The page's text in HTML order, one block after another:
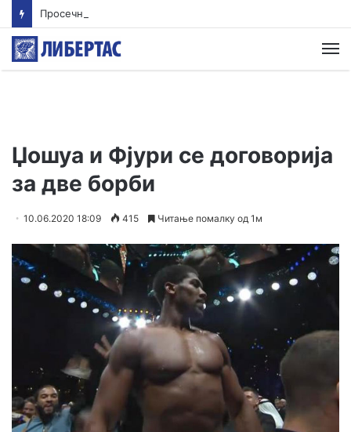
Џошуа и Фјури се договорија
за две борби
10.06.2020 18:09 415 Читање помалку од 1м